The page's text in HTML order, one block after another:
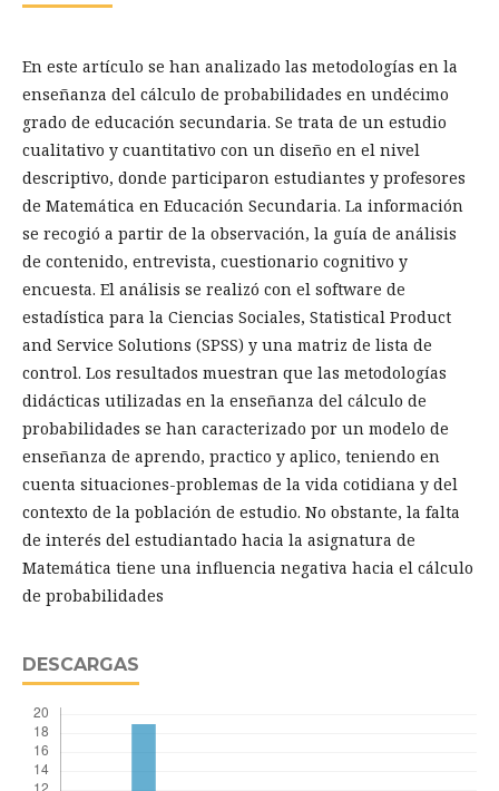
En este artículo se han analizado las metodologías en la
enseñanza del cálculo de probabilidades en undécimo
grado de educación secundaria. Se trata de un estudio
cualitativo y cuantitativo con un diseño en el nivel
descriptivo, donde participaron estudiantes y profesores
de Matemática en Educación Secundaria. La información
se recogió a partir de la observación, la guía de análisis
de contenido, entrevista, cuestionario cognitivo y
encuesta. El análisis se realizó con el software de
estadística para la Ciencias Sociales, Statistical Product
and Service Solutions (SPSS) y una matriz de lista de
control. Los resultados muestran que las metodologías
didácticas utilizadas en la enseñanza del cálculo de
probabilidades se han caracterizado por un modelo de
enseñanza de aprendo, practico y aplico, teniendo en
cuenta situaciones-problemas de la vida cotidiana y del
contexto de la población de estudio. No obstante, la falta
de interés del estudiantado hacia la asignatura de
Matemática tiene una influencia negativa hacia el cálculo
de probabilidades
DESCARGAS